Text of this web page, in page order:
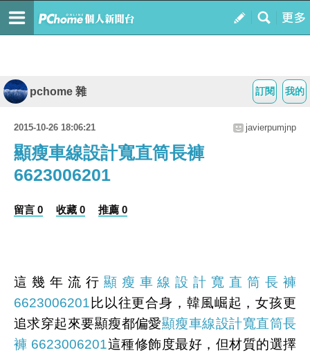
我的
訂閱
pchome 雜
2015-10-26 18:06:21 javierpumjnp
顯瘦車線設計寬直筒長褲
6623006201
留言 0 收藏 0 推薦 0
這幾年流行 顯瘦車線設計寬直筒長褲
6623006201 比以往更合身，韓風崛起，女孩更
追求穿起來要顯瘦都偏愛顯瘦車線設計寬直筒長
褲 6623006201這種修飾度最好，但材質的選擇